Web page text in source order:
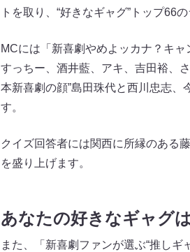
トを取り、“好きなギャグ”トップ66
MCには「新喜劇やめよッカナ？キ
すっちー、酒井藍、アキ、吉田裕、
本新喜劇の顔”島田珠代と西川忠志
す。
クイズ回答者には関西に所縁のある
を盛り上げます。
あなたの好きなギャグ
また、「新喜劇ファンが選ぶ“推し